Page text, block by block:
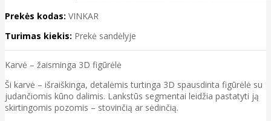
Prekės kodas: VINKAR
Turimas kiekis: Prekė sandėlyje
Karvė – žaisminga 3D figūrėlė
Ši karvė – išraiškinga, detalėmis turtinga 3D spausdinta figūrėlė su
judančiomis kūno dalimis. Lankstūs segmentai leidžia pastatyti ją
skirtingomis pozomis – stovinčią ar sėdinčią.